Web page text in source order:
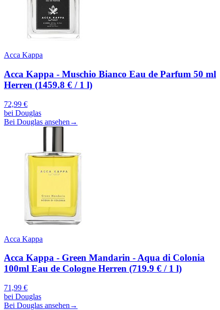
Acca Kappa
Acca Kappa - Muschio Bianco Eau de Parfum 50 ml
Herren (1459.8 € / 1 l)
72,99 €
bei Douglas
Bei Douglas ansehen →
Acca Kappa
Acca Kappa - Green Mandarin - Aqua di Colonia
100ml Eau de Cologne Herren (719.9 € / 1 l)
71,99 €
bei Douglas
Bei Douglas ansehen →